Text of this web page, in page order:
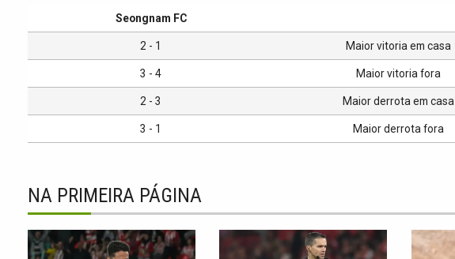
Seongnam FC
2 - 1 Maior vitoria em casa
3 - 4 Maior vitoria fora
2 - 3 Maior derrota em casa
3 - 1 Maior derrota fora
NA PRIMEIRA PÁGINA